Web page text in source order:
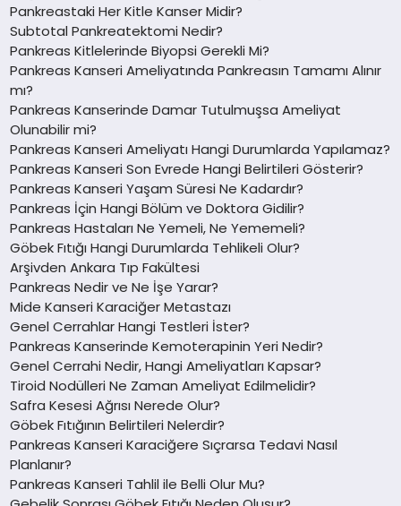
Pankreastaki Her Kitle Kanser Midir?
Subtotal Pankreatektomi Nedir?
Pankreas Kitlelerinde Biyopsi Gerekli Mi?
Pankreas Kanseri Ameliyatında Pankreasın Tamamı Alınır
mı?
Pankreas Kanserinde Damar Tutulmuşsa Ameliyat
Olunabilir mi?
Pankreas Kanseri Ameliyatı Hangi Durumlarda Yapılamaz?
Pankreas Kanseri Son Evrede Hangi Belirtileri Gösterir?
Pankreas Kanseri Yaşam Süresi Ne Kadardır?
Pankreas İçin Hangi Bölüm ve Doktora Gidilir?
Pankreas Hastaları Ne Yemeli, Ne Yememeli?
Göbek Fıtığı Hangi Durumlarda Tehlikeli Olur?
Arşivden Ankara Tıp Fakültesi
Pankreas Nedir ve Ne İşe Yarar?
Mide Kanseri Karaciğer Metastazı
Genel Cerrahlar Hangi Testleri İster?
Pankreas Kanserinde Kemoterapinin Yeri Nedir?
Genel Cerrahi Nedir, Hangi Ameliyatları Kapsar?
Tiroid Nodülleri Ne Zaman Ameliyat Edilmelidir?
Safra Kesesi Ağrısı Nerede Olur?
Göbek Fıtığının Belirtileri Nelerdir?
Pankreas Kanseri Karaciğere Sıçrarsa Tedavi Nasıl
Planlanır?
Pankreas Kanseri Tahlil ile Belli Olur Mu?